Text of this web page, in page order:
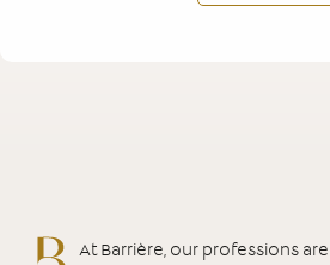
At Barrière, our professions